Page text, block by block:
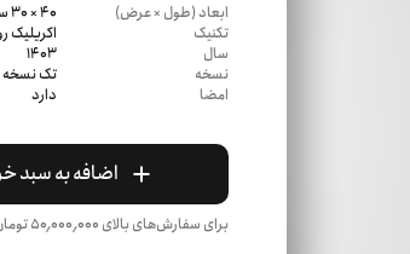
ابعاد (طول × عرض)
40 × 30 سانتی‌متر
تکنیک
اکریلیک
سال
1403
نسخه
تک نسخه
امضا
دارد
اضافه به سبد
برای سفارش‌های بالای ۵۰٬۰۰۰٬۰۰۰